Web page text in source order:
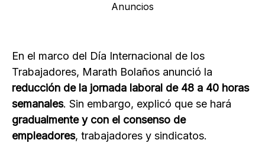
Anuncios
En el marco del Día Internacional de los
Trabajadores, Marath Bolaños anunció la
reducción de la jornada laboral de 48 a 40 horas
semanales. Sin embargo, explicó que se hará
gradualmente y con el consenso de
empleadores, trabajadores y sindicatos.